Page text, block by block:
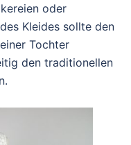
oder
Kleides sollte den
Tochter
den traditionellen